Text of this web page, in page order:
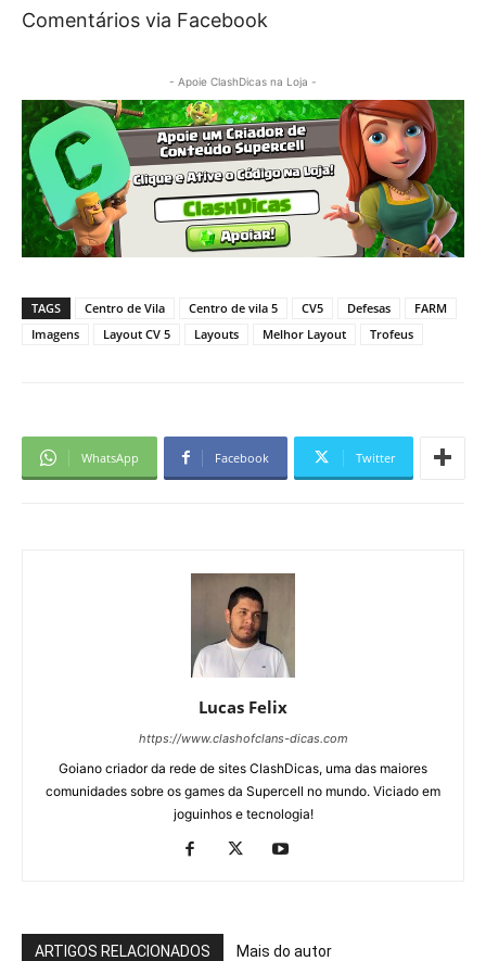
Comentários via Facebook
- Apoie ClashDicas na Loja -
TAGS Centro de Vila Centro de vila 5 CV5 Defesas
FARM
Imagens
Layout CV 5 Layouts Melhor Layout Trofeus
WhatsApp Facebook Twitter
Lucas Felix
https://www.clashofclans-dicas.com
Goiano criador da rede de sites ClashDicas, uma das maiores
comunidades sobre os games da Supercell no mundo. Viciado em
joguinhos e tecnologia!
ARTIGOS RELACIONADOS Mais do autor